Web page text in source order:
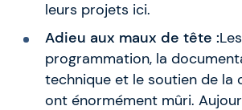
leurs projets ici.
Adieu aux maux de tête :
programmation, la
technique et le soutien de la
ont énormément mûri.